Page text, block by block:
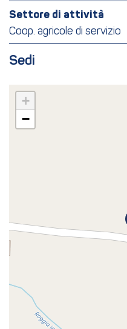
Settore di attività
Coop. agricole di servizio
Sedi
+
−